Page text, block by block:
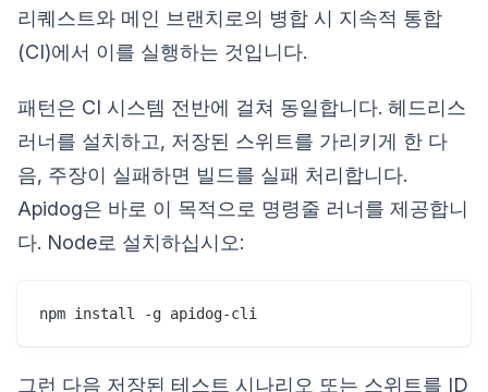
리퀘스트와 메인 브랜치로의 병합 시 지속적 통합
(CI)에서 이를 실행하는 것입니다.
패턴은 CI 시스템 전반에 걸쳐 동일합니다. 헤드리스
러너를 설치하고, 저장된 스위트를 가리키게 한 다
음, 주장이 실패하면 빌드를 실패 처리합니다.
Apidog은 바로 이 목적으로 명령줄 러너를 제공합니
다. Node로 설치하십시오:
그런 다음 저장된 테스트 시나리오 또는 스위트를 ID